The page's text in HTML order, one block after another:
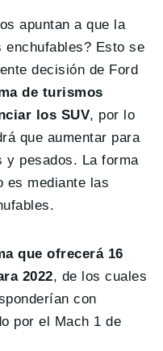
apuntan a que la
Esto se
decisión de Ford
de turismos
los SUV, por lo
que aumentar para
y pesados. La forma
es mediante las
que ofrecerá 16
2022, de los cuales
con
por el Mach 1 de